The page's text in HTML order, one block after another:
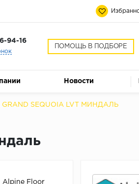
94-16
ПОМОЩЬ В ПОДБОРЕ
Новости
GRAND SEQUOIA LVT МИНДАЛЬ
Alpine Floor